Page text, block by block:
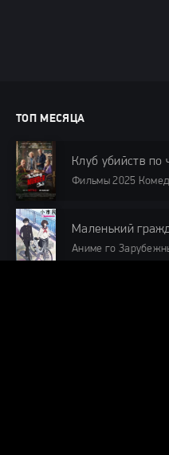
ТОП МЕСЯЦА
Клуб убийств по
Маленький